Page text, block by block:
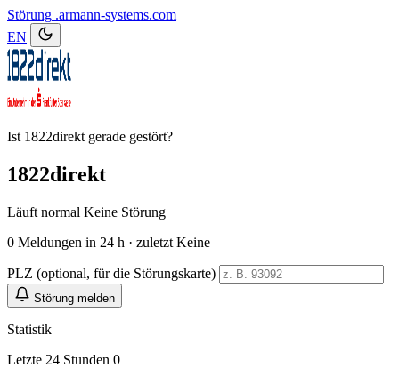
Störung .armann-systems.com
EN
Ist 1822direkt gerade gestört?
1822direkt
Läuft normal Keine Störung
0 Meldungen in 24 h · zuletzt Keine
PLZ (optional, für die Störungskarte)
Störung melden
Statistik
Letzte 24 Stunden 0